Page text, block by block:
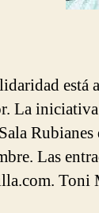
está
La iniciativa
Las
Toni